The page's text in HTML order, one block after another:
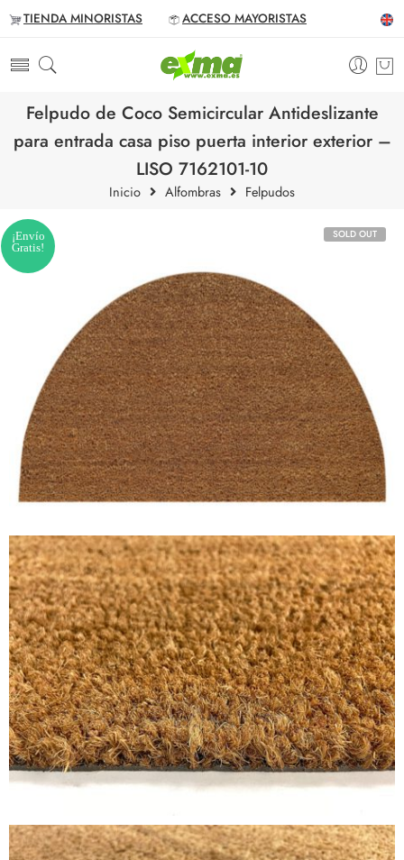
TIENDA MINORISTAS ACCESO MAYORISTAS
Felpudo de Coco Semicircular Antideslizante
para entrada casa piso puerta interior exterior –
LISO 7162101-10
Inicio Alfombras Felpudos
SOLD OUT
¡Envío
Gratis!